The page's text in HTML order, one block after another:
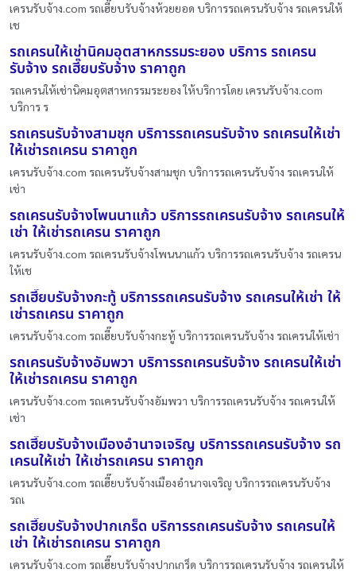
เครนรับจ้าง.com รถเฮี๊ยบรับจ้างห้วยยอด บริการรถเครนรับจ้าง รถเครนให้
เช
รถเครนให้เช่านิคมอุตสาหกรรมระยอง บริการ รถเครน
รับจ้าง รถเฮี๊ยบรับจ้าง ราคาถูก
รถเครนให้เช่านิคมอุตสาหกรรมระยอง ให้บริการโดย เครนรับจ้าง.com
บริการ ร
รถเครนรับจ้างสามชุก บริการรถเครนรับจ้าง รถเครนให้เช่า
ให้เช่ารถเครน ราคาถูก
เครนรับจ้าง.com รถเครนรับจ้างสามชุก บริการรถเครนรับจ้าง รถเครนให้
เช่า
รถเครนรับจ้างโพนนาแก้ว บริการรถเครนรับจ้าง รถเครนให้
เช่า ให้เช่ารถเครน ราคาถูก
เครนรับจ้าง.com รถเครนรับจ้างโพนนาแก้ว บริการรถเครนรับจ้าง รถเครน
ให้เช
รถเฮี๊ยบรับจ้างกะทู้ บริการรถเครนรับจ้าง รถเครนให้เช่า ให้
เช่ารถเครน ราคาถูก
เครนรับจ้าง.com รถเฮี๊ยบรับจ้างกะทู้ บริการรถเครนรับจ้าง รถเครนให้เช่า
รถเครนรับจ้างอัมพวา บริการรถเครนรับจ้าง รถเครนให้เช่า
ให้เช่ารถเครน ราคาถูก
เครนรับจ้าง.com รถเครนรับจ้างอัมพวา บริการรถเครนรับจ้าง รถเครนให้
เช่า
รถเฮี๊ยบรับจ้างเมืองอำนาจเจริญ บริการรถเครนรับจ้าง รถ
เครนให้เช่า ให้เช่ารถเครน ราคาถูก
เครนรับจ้าง.com รถเฮี๊ยบรับจ้างเมืองอำนาจเจริญ บริการรถเครนรับจ้าง
รถเ
รถเฮี๊ยบรับจ้างปากเกร็ด บริการรถเครนรับจ้าง รถเครนให้
เช่า ให้เช่ารถเครน ราคาถูก
เครนรับจ้าง.com รถเฮี๊ยบรับจ้างปากเกร็ด บริการรถเครนรับจ้าง รถเครนให้